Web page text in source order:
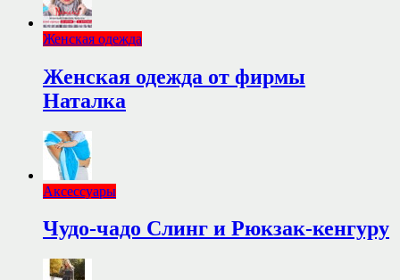
Женская одежда
Женская одежда от фирмы
Наталка
Аксессуары
Чудо-чадо Слинг и Рюкзак-кенгуру